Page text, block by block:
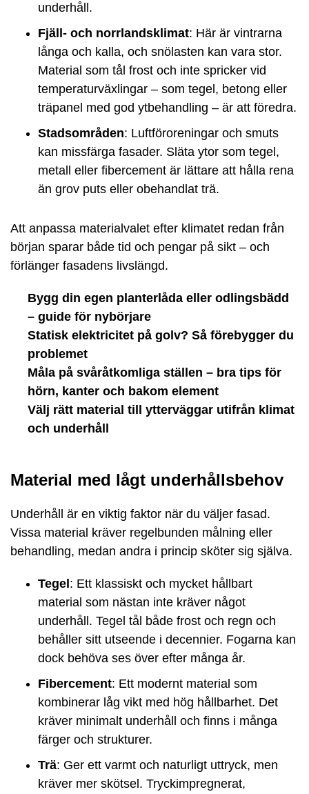
underhåll.
Fjäll- och norrlandsklimat: Här är vintrarna
långa och kalla, och snölasten kan vara stor.
Material som tål frost och inte spricker vid
temperaturväxlingar – som tegel, betong eller
träpanel med god ytbehandling – är att föredra.
Stadsområden: Luftföroreningar och smuts
kan missfärga fasader. Släta ytor som tegel,
metall eller fibercement är lättare att hålla rena
än grov puts eller obehandlat trä.
Att anpassa materialvalet efter klimatet redan från
början sparar både tid och pengar på sikt – och
förlänger fasadens livslängd.
Bygg din egen planterlåda eller odlingsbädd
– guide för nybörjare
Statisk elektricitet på golv? Så förebygger du
problemet
Måla på svåråtkomliga ställen – bra tips för
hörn, kanter och bakom element
Välj rätt material till ytterväggar utifrån klimat
och underhåll
Material med lågt underhållsbehov
Underhåll är en viktig faktor när du väljer fasad.
Vissa material kräver regelbunden målning eller
behandling, medan andra i princip sköter sig själva.
Tegel: Ett klassiskt och mycket hållbart
material som nästan inte kräver något
underhåll. Tegel tål både frost och regn och
behåller sitt utseende i decennier. Fogarna kan
dock behöva ses över efter många år.
Fibercement: Ett modernt material som
kombinerar låg vikt med hög hållbarhet. Det
kräver minimalt underhåll och finns i många
färger och strukturer.
Trä: Ger ett varmt och naturligt uttryck, men
kräver mer skötsel. Tryckimpregnerat,